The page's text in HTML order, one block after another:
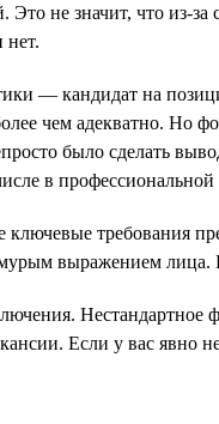
не значит, что из-
нет.
— кандидат на
чем адекватно. Но
было сделать
в
требования
выражением
Нестандартное
Если у вас явно